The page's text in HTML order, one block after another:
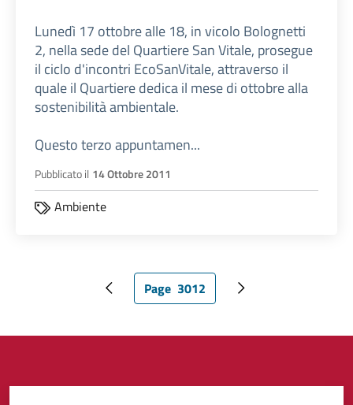
Lunedì 17 ottobre alle 18, in vicolo Bolognetti
2, nella sede del Quartiere San Vitale, prosegue
il ciclo d'incontri EcoSanVitale, attraverso il
quale il Quartiere dedica il mese di ottobre alla
sostenibilità ambientale.
Questo terzo appuntamen...
Pubblicato il 14 Ottobre 2011
Ambiente
Pagina precedentePagina attuale
Page 3012 Pagina successiva